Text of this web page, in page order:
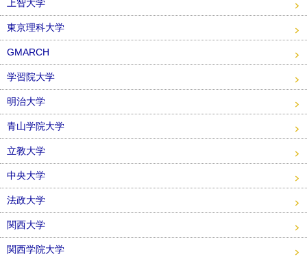
上智大学
東京理科大学
GMARCH
学習院大学
明治大学
青山学院大学
立教大学
中央大学
法政大学
関西大学
関西学院大学